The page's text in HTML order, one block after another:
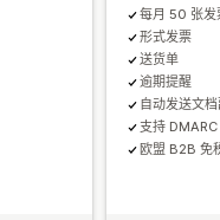
每月 50 张发
形式发票
送货单
逾期提醒
自动发送文
支持 DMARC
欧盟 B2B 免